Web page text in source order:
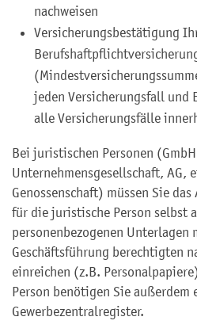
nachweisen
Versicherungsbestätigung
jeden Versicherungsfall und
alle Versicherungsfälle
Bei juristischen Personen
Unternehmensgesellschaft, AG,
Genossenschaft) müssen Sie
für die juristische Person selbst
personenbezogenen Unterlagen
Geschäftsführung berechtigten
einreichen (z.B.
Person benötigen Sie außerdem
Gewerbezentralregister.